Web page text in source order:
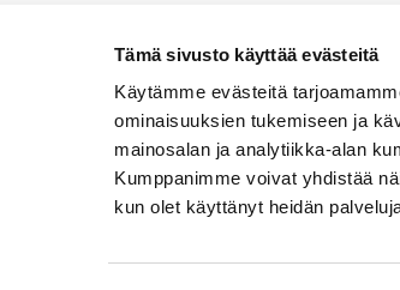
Tämä sivusto käyttää evästeitä
Käytämme evästeitä
ominaisuuksien tukemiseen ja
mainosalan ja analytiikka-alan
Kumppanimme voivat yhdistää
kun olet käyttänyt heidän
30.6.2026, sen
on 040 350